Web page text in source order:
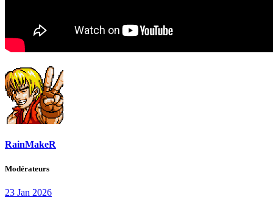
RainMakeR
Modérateurs
23 Jan 2026